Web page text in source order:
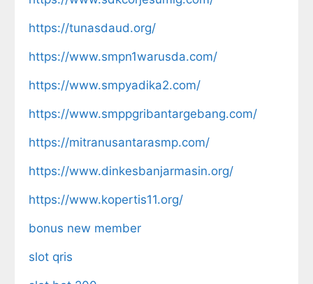
https://tunasdaud.org/
https://www.smpn1warusda.com/
https://www.smpyadika2.com/
https://www.smppgribantargebang.com/
https://mitranusantarasmp.com/
https://www.dinkesbanjarmasin.org/
https://www.kopertis11.org/
bonus new member
slot qris